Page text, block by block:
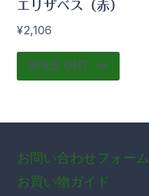
エリザベス（赤）
¥2,106
SOLD OUT
お問い合わせフォーム
お買い物ガイド